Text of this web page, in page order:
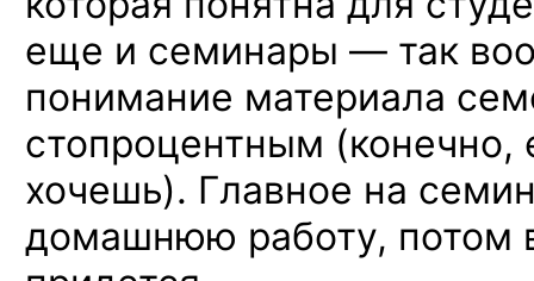
еще и семинары — так
понимание материала
стопроцентным (конечно,
хочешь). Главное на
домашнюю работу, потом